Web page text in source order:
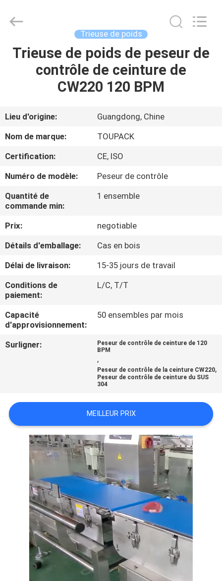
MAISON
PRODUITS
À
PROPOS
DE
VISITE
CONTRÔLE
DE
QUALITÉ
CONTACTEZ-
NOUS
DEMANDEZ
UN DEVIS
SITEMAP
POLITIQUE
CONFIDENTIALITÉ
EQUIPMENT
Reserved.
Trieuse de poids
Trieuse de poids de peseur de
contrôle de ceinture de
CW220 120 BPM
Lieu d'origine:
Guangdong, Chine
Nom de marque:
TOUPACK
Certification:
CE, ISO
Numéro de modèle:
Peseur de contrôle
Quantité de
commande min:
1 ensemble
Prix:
negotiable
Détails d'emballage:
Cas en bois
Délai de livraison:
15-35 jours de travail
Conditions de
paiement:
L/C, T/T
Capacité
d'approvisionnement:
50 ensembles par mois
Surligner:
Peseur de contrôle de ceinture de 120
BPM
,
Peseur de contrôle de la ceinture CW220,
Peseur de contrôle de ceinture du SUS
304
MEILLEUR PRIX